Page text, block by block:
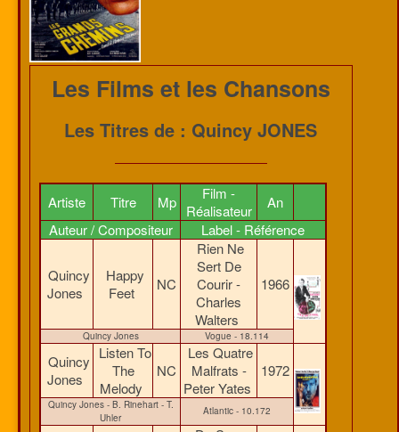
Les Films et les Chansons
Les Titres de : Quincy JONES
Artiste Titre Mp
Film -
Réalisateur
An
Auteur / Compositeur
Label - Référence
Quincy
Jones
Happy
Feet
NC
Rien Ne
Sert De
Courir -
Charles
Walters
1966
Quincy Jones Vogue - 18.114
Quincy
Jones
Listen To
The
Melody
NC
Les Quatre
Malfrats -
Peter Yates
1972
Quincy Jones - B. Rinehart - T.
Uhler
Atlantic - 10.172